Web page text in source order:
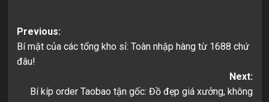
Post
navigation
Previous:
Bí mật của các tổng kho sỉ: Toàn nhập hàng từ 1688 chứ
đâu!
Next:
Bí kíp order Taobao tận gốc: Đồ đẹp giá xưởng, không